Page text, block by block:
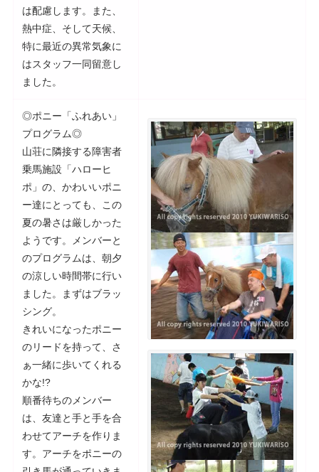
は配慮します。また、
熱中症、そして天候、
特に最近の異常気象に
はスタッフ一同留意し
ました。
◎ポニー「ふれあい」
プログラム◎
山荘に隣接する障害者
乗馬施設「ハローヒ
ポ」の、かわいいポニ
ー達にとっても、この
夏の暑さは厳しかった
ようです。メンバーと
のプログラムは、朝夕
の涼しい時間帯に行い
ました。まずはブラッ
シング。
きれいになったポニー
のリードを持って、さ
ぁ一緒に歩いてくれる
かな!?
順番待ちのメンバー
は、友達と手と手を合
わせてアーチを作りま
す。アーチをポニーの